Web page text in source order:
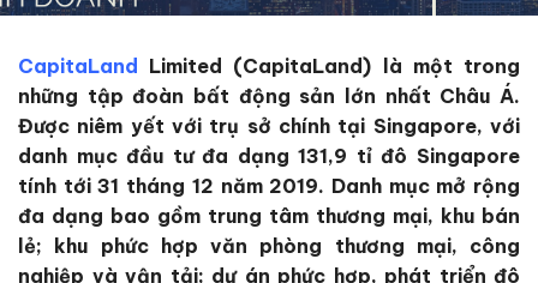
CapitaLand
Limited (CapitaLand) là một trong
những tập đoàn bất động sản lớn nhất Châu Á.
Được niêm yết với trụ sở chính tại Singapore, với
danh mục đầu tư đa dạng 131,9 tỉ đô Singapore
tính tới 31 tháng 12 năm 2019. Danh mục mở rộng
đa dạng bao gồm trung tâm thương mại, khu bán
lẻ; khu phức hợp văn phòng thương mại, công
nghiệp và vận tải; dự án phức hợp, phát triển đô